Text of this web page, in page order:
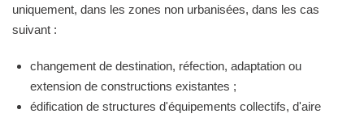
uniquement, dans les zones non urbanisées, dans les cas
suivant :
changement de destination, réfection, adaptation ou
extension de constructions existantes ;
édification de structures d'équipements collectifs, d'aire